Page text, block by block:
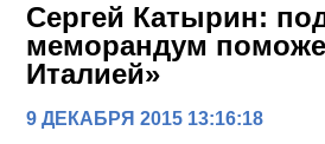
Сергей Катырин:
меморандум
Италией»
9 ДЕКАБРЯ 2015 13:16:18